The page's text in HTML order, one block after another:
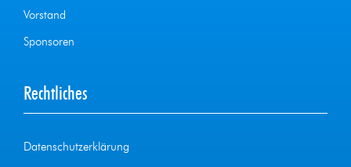
Vorstand
Sponsoren
Rechtliches
Datenschutzerklärung